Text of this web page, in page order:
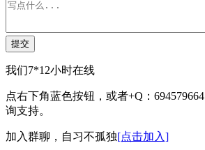
提交
我们7*12小时在线
点右下角蓝色按钮，或者+Q：694579664
询支持。
加入群聊，自习不孤独[点击加入]